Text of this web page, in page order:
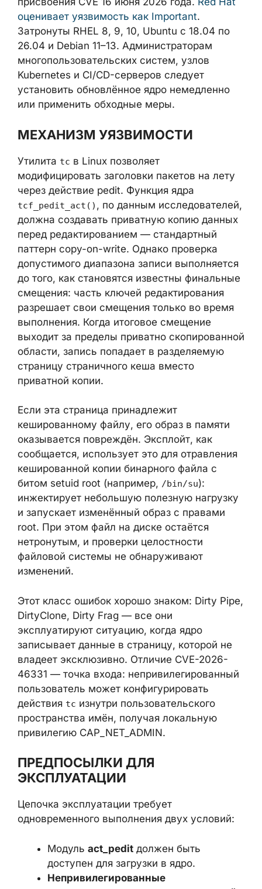
Затронуты RHEL 8, 9, 10, Ubuntu с 18.04 по
26.04 и Debian 11–13. Администраторам
многопользовательских систем, узлов
Kubernetes и CI/CD-серверов следует
установить обновлённое ядро немедленно
или применить обходные меры.
МЕХАНИЗМ УЯЗВИМОСТИ
Утилитаtcв Linux позволяет
через действие pedit. Функция ядра
tcf_pedit_act(), по данным
исследователей, должна создавать
приватную копию данных перед
редактированием — стандартный паттерн
copy-on-write. Однако проверка
допустимого диапазона записи
выполняется до того, как становятся
известны финальные смещения: часть
ключей редактирования разрешает свои
смещения только во время выполнения.
Когда итоговое смещение выходит за
пределы приватно скопированной области,
запись попадает в разделяемую страницу
страничного кеша вместо приватной копии.
кешированному файлу, его образ в памяти
оказывается повреждён. Эксплойт, как
сообщается, использует это для
отравления кешированной копии бинарного
файла с битом setuid root (например,
/bin/su): инжектирует небольшую
полезную нагрузку и запускает
изменённый образ с правами root. При
этом файл на диске остаётся нетронутым,
и проверки целостности файловой системы
не обнаруживают изменений.
Pipe, DirtyClone, Dirty Frag — все они
эксплуатируют ситуацию, когда ядро
записывает данные в страницу, которой не
владеет эксклюзивно. Отличие CVE-2026-
46331 — точка входа:
непривилегированный пользователь может
конфигурировать действияtcизнутри
пользовательского пространства имён,
получая локальную привилегию
CAP_NET_ADMIN.
ПРЕДПОСЫЛКИ ДЛЯ
ЭКСПЛУАТАЦИИ
Цепочка эксплуатации требует
одновременного выполнения двух условий:
Модуль act_pedit должен быть
доступен для загрузки в ядро.
Непривилегированные